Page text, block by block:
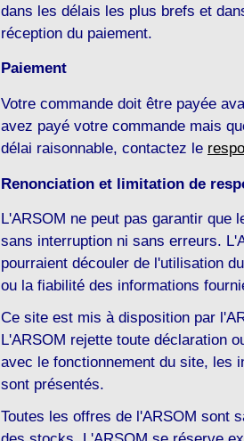
dans les délais les plus brefs et
réception du paiement.
Paiement
Votre commande doit être payée
avez payé votre commande mais
délai raisonnable, contactez le
Renonciation et limitation de
L'ARSOM ne peut pas garantir que
sans interruption ni sans erreurs.
pourraient découler de l'utilisation
ou la fiabilité des informations
Ce site est mis à disposition par
L'ARSOM rejette toute déclaration
avec le fonctionnement du site, les
sont présentés.
Toutes les offres de l'ARSOM sont